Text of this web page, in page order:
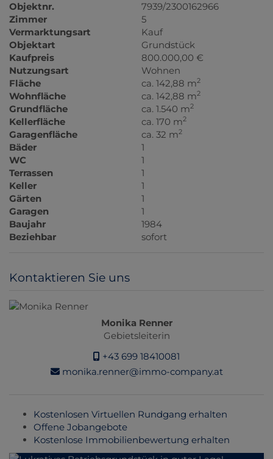
Objektnr.
7939/2300162966
Zimmer
5
Vermarktungsart
Kauf
Objektart
Grundstück
Kaufpreis
800.000,00 €
Nutzungsart
Wohnen
Fläche
ca. 142,88 m2
Wohnfläche ca. 142,88 m2
Grundfläche ca. 1.540 m2
Kellerfläche ca. 170 m2
Garagenfläche ca. 32 m2
Bäder
1
WC
1
Terrassen
1
Keller
1
Gärten
1
Garagen
1
Baujahr
1984
Beziehbar
sofort
Kontaktieren Sie uns
Monika Renner
Gebietsleiterin
+43 699 18410081
monika.renner@immo-company.at
Kostenlosen Virtuellen Rundgang erhalten
Offene Jobangebote
Kostenlose Immobilienbewertung erhalten